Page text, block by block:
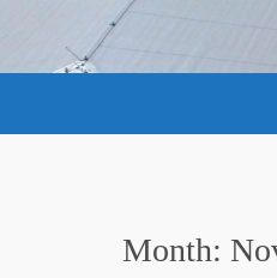
Month: